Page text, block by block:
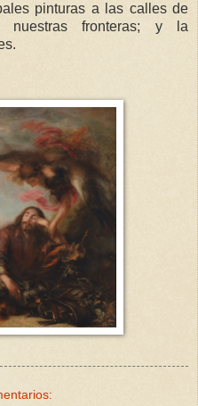
pinturas a las calles de
fronteras; y la